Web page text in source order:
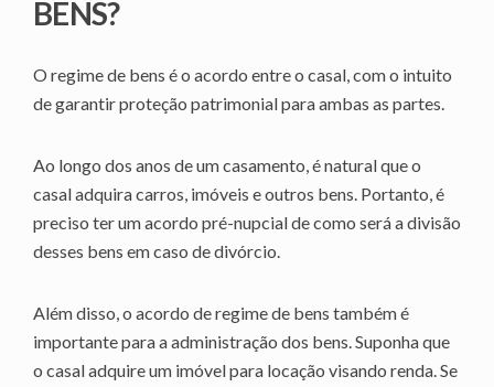
BENS?
O regime de bens é o acordo entre o casal, com o intuito
de garantir proteção patrimonial para ambas as partes.
Ao longo dos anos de um casamento, é natural que o
casal adquira carros, imóveis e outros bens. Portanto, é
preciso ter um acordo pré-nupcial de como será a divisão
desses bens em caso de divórcio.
Além disso, o acordo de regime de bens também é
importante para a administração dos bens. Suponha que
o casal adquire um imóvel para locação visando renda. Se